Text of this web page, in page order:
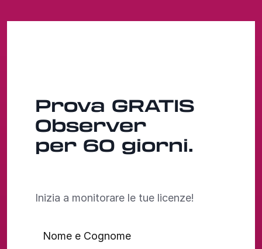
Prova GRATIS
Observer
per 60 giorni.
Inizia a monitorare le tue licenze!
Nome e Cognome